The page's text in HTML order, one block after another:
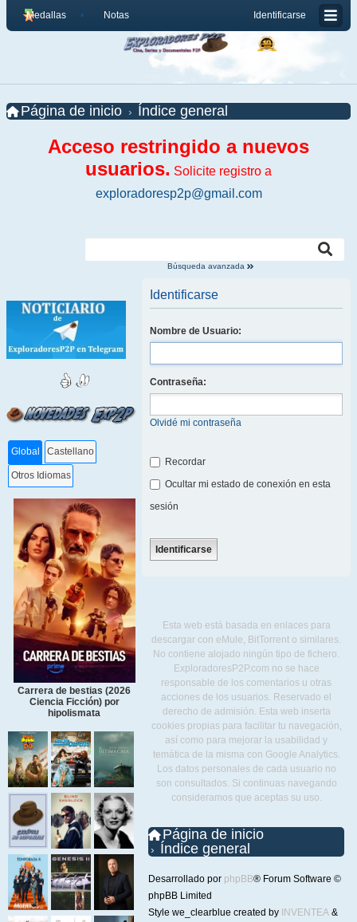
Identificarse
Medallas Notas
Página de inicio Índice general
Acceso restringido a nuevos
usuarios. Solicite registro a
exploradoresp2p@gmail.com
Búsqueda avanzada
Global Castellano
Otros Idiomas
Carrera de bestias (2026
Ciencia Ficción) por
hipolismata
Identificarse
Nombre de Usuario:
Contraseña:
Olvidé mi contraseña
Recordar
Ocultar mi estado de conexión en esta
sesión
Esta web está basada en enlaces para
descargar con eMule, BitTorrent o similares.
No contiene alojado ningún tipo de fichero.
ExploradoresP2P.com no se hace
responsable de los comentarios u otras
acciones de los usuarios. Reservado el
derecho de admisión. Esta web inserta
cookies propias para facilitar tu navegación,
así como para mejorar la usabilidad y
temática de la misma con Google Analytics.
Los datos personales de cada usuario no
son consultados. Si continuas navegando
consideramos que aceptas su uso.
Página de inicio
Índice general
Desarrollado por phpBB® Forum Software ©
phpBB Limited
Style we_clearblue created by INVENTEA &